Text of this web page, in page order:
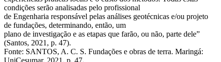
condições serão analisadas pelo profissional
de Engenharia responsável pelas análises geotécnicas e/ou projeto
de fundações, determinando, então, um
plano de investigação e as etapas que farão, ou não, parte dele”
(Santos, 2021, p. 47).
Fonte: SANTOS, A. C. S. Fundações e obras de terra. Maringá:
UniCesumar, 2021. p. 47.